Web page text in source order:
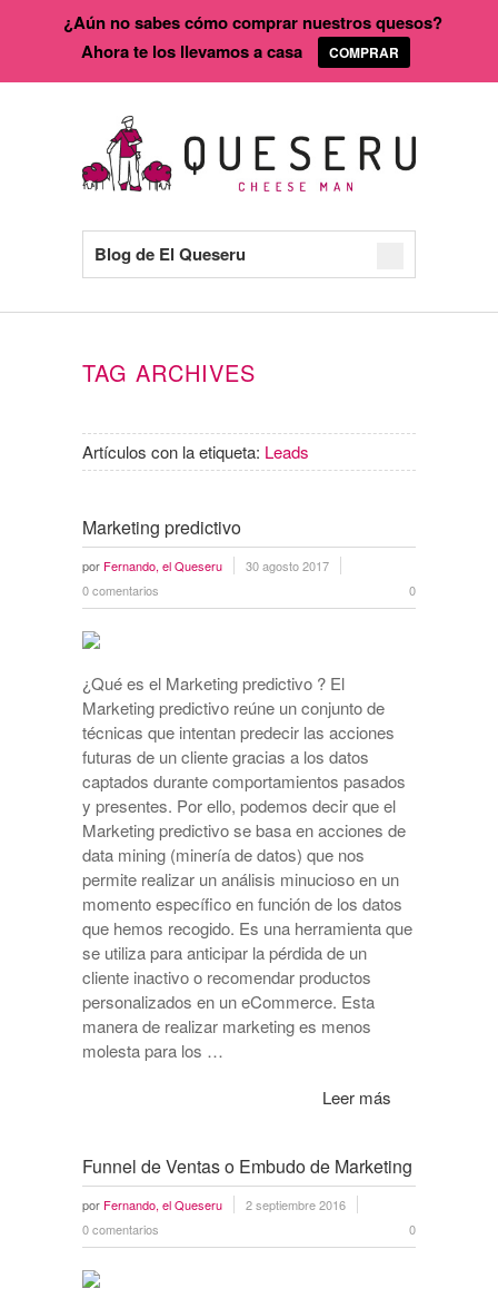
Blog de El Queseru
TAG ARCHIVES
Artículos con la etiqueta: Leads
Marketing predictivo
por Fernando, el Queseru
30 agosto 2017
0 comentarios
0
¿Qué es el Marketing predictivo ? El
Marketing predictivo reúne un conjunto de
técnicas que intentan predecir las acciones
futuras de un cliente gracias a los datos
captados durante comportamientos pasados
y presentes. Por ello, podemos decir que el
Marketing predictivo se basa en acciones de
data mining (minería de datos) que nos
permite realizar un análisis minucioso en un
momento específico en función de los datos
que hemos recogido. Es una herramienta que
se utiliza para anticipar la pérdida de un
cliente inactivo o recomendar productos
personalizados en un eCommerce. Esta
manera de realizar marketing es menos
molesta para los …
Leer más
Funnel de Ventas o Embudo de Marketing
por Fernando, el Queseru
2 septiembre 2016
0 comentarios
0
¿Aún no sabes cómo comprar nuestros quesos?
Ahora te los llevamos a casa
COMPRAR